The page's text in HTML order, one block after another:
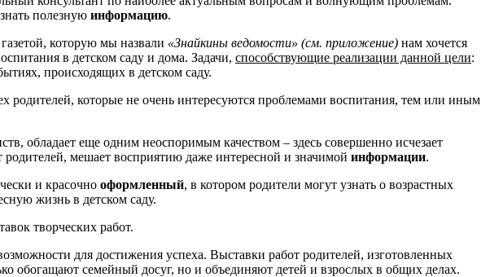
полезную информацию.
которую мы назвали «Знайкины ведомости» (см. приложение) нам хочется
в детском саду и дома. Задачи, способствующие реализации данной цели:
происходящих в детском саду.
которые не очень интересуются проблемами воспитания, тем или иным
обладает еще одним неоспоримым качеством – здесь совершенно исчезает
мешает восприятию даже интересной и значимой информации.
и красочно оформленный, в котором родители могут узнать о возрастных
жизнь в детском саду.
творческих работ.
для достижения успеха. Выставки работ родителей, изготовленных
обогащают семейный досуг, но и объединяют детей и взрослых в общих делах.